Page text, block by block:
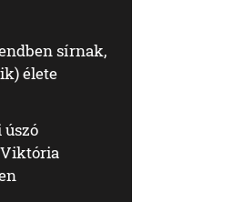
sírnak,
élete